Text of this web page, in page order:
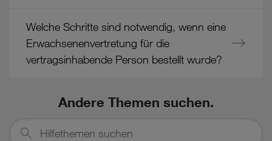
Welche Schritte sind notwendig, wenn eine
Erwachsenenvertretung für die
vertragsinhabende Person bestellt wurde?
Andere Themen suchen.